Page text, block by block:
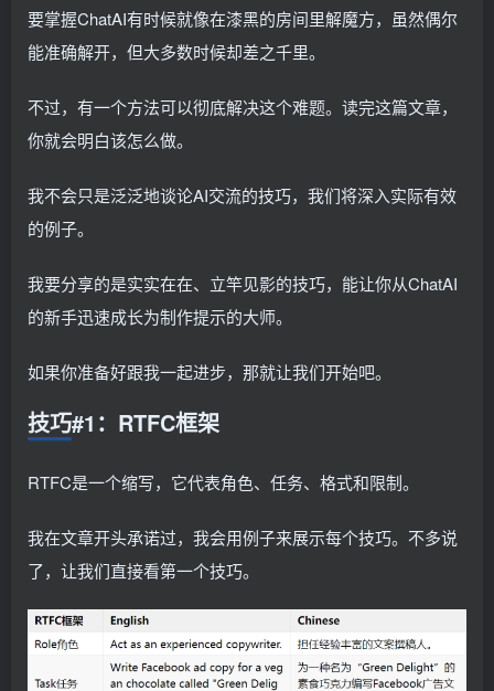
要掌握ChatAI有时候就像在漆黑的房间里解魔方，虽然偶尔
能准确解开，但大多数时候却差之千里。
不过，有一个方法可以彻底解决这个难题。读完这篇文章，
你就会明白该怎么做。
我不会只是泛泛地谈论AI交流的技巧，我们将深入实际有效
的例子。
我要分享的是实实在在、立竿见影的技巧，能让你从ChatAI
的新手迅速成长为制作提示的大师。
如果你准备好跟我一起进步，那就让我们开始吧。
技巧#1：RTFC框架
RTFC是一个缩写，它代表角色、任务、格式和限制。
我在文章开头承诺过，我会用例子来展示每个技巧。不多说
了，让我们直接看第一个技巧。